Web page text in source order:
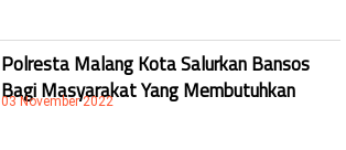
Polresta Malang Kota Salurkan Bansos
Bagi Masyarakat Yang Membutuhkan
03 November 2022